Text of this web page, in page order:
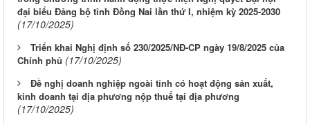
đại biểu Đảng bộ tỉnh Đồng Nai lần thứ I, nhiệm kỳ 2025-2030
(17/10/2025)
Triển khai Nghị định số 230/2025/NĐ-CP ngày 19/8/2025 của
Chính phủ (17/10/2025)
Đề nghị doanh nghiệp ngoài tỉnh có hoạt động sản xuất,
kinh doanh tại địa phương nộp thuế tại địa phương
(17/10/2025)